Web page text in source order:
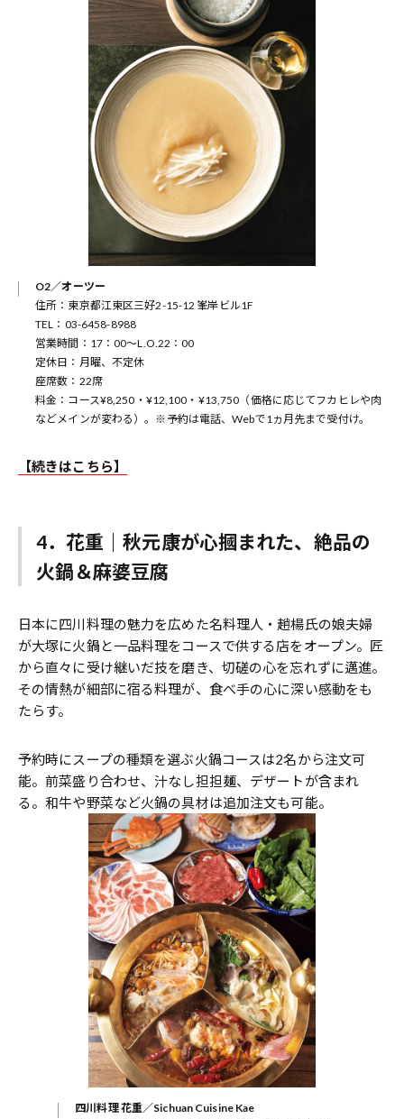
O2／オーツー
住所：東京都江東区三好2-15-12 峯岸ビル1F
TEL：03-6458-8988
営業時間：17：00～L.O.22：00
定休日：月曜、不定休
座席数：22席
料金：コース¥8,250・¥12,100・¥13,750（価格に応じてフカヒレや肉
などメインが変わる）。※予約は電話、Webで1ヵ月先まで受付け。
【続きはこちら】
4．花重｜秋元康が心摑まれた、絶品の
火鍋＆麻婆豆腐
日本に四川料理の魅力を広めた名料理人・趙楊氏の娘夫婦
が大塚に火鍋と一品料理をコースで供する店をオープン。匠
から直々に受け継いだ技を磨き、切磋の心を忘れずに邁進。
その情熱が細部に宿る料理が、食べ手の心に深い感動をも
たらす。
予約時にスープの種類を選ぶ火鍋コースは2名から注文可
能。前菜盛り合わせ、汁なし担担麺、デザートが含まれ
る。和牛や野菜など火鍋の具材は追加注文も可能。
四川料理 花重／Sichuan Cuisine Kae